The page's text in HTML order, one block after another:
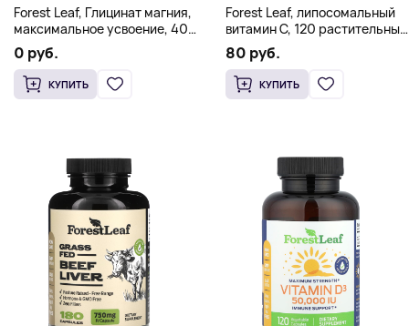
Forest Leaf, Глицинат магния,
максимальное усвоение, 400
мг, 90 растительных капсул
(133,3 мг на капсулу)
0 руб.
КУПИТЬ
Forest Leaf, липосомальный
витамин C, 120 растительных
капсул
80 руб.
КУПИТЬ